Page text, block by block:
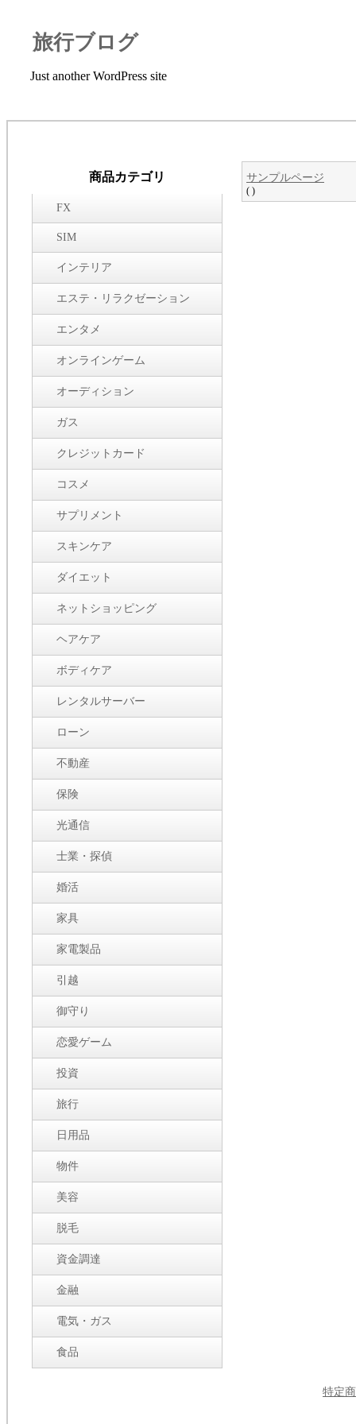
旅行ブログ
Just another WordPress site
商品カテゴリ
FX
SIM
インテリア
エステ・リラクゼーション
エンタメ
オンラインゲーム
オーディション
ガス
クレジットカード
コスメ
サプリメント
スキンケア
ダイエット
ネットショッピング
ヘアケア
ボディケア
レンタルサーバー
ローン
不動産
保険
光通信
士業・探偵
婚活
家具
家電製品
引越
御守り
恋愛ゲーム
投資
旅行
日用品
物件
美容
脱毛
資金調達
金融
電気・ガス
食品
サンプルページ
( )
特定